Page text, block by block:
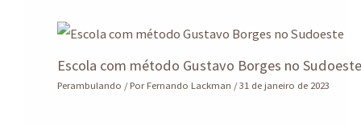
Escola com método Gustavo Borges no
Perambulando / PorFernando Lackman /31 de janeiro de 2023